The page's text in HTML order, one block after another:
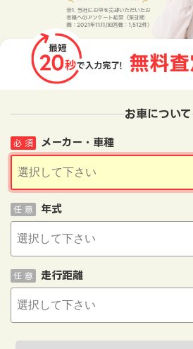
お車について
メーカー・車種
必 須
年式
任 意
走行距離
任 意